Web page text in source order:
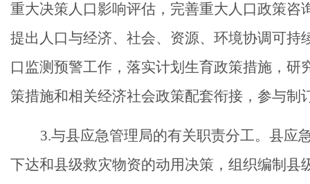
重大决策人口影响评估，完善重大人口政策
提出人口与经济、社会、资源、环境协调可
口监测预警工作，落实计划生育政策措施，
策措施和相关经济社会政策配套衔接，参与
3.与县应急管理局的有关职责分工。县应
下达和县级救灾物资的动用决策，组织编制